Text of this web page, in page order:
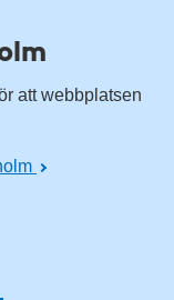
att webbplatsen